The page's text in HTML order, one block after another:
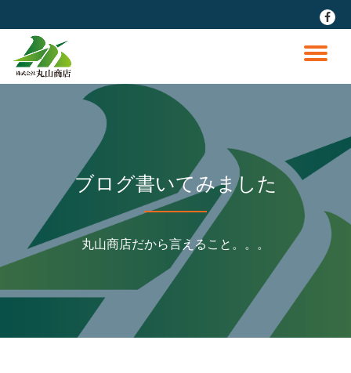
ン
fa-
ナ
ゲ
ー
シ
ョ
ブログ書いてみました
丸山商店だから言えること。。。